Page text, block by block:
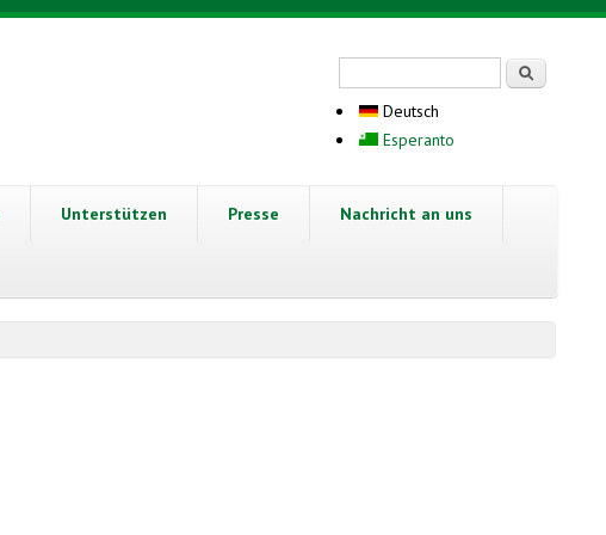
Deutsch
Esperanto
Unterstützen Presse Nachricht an uns